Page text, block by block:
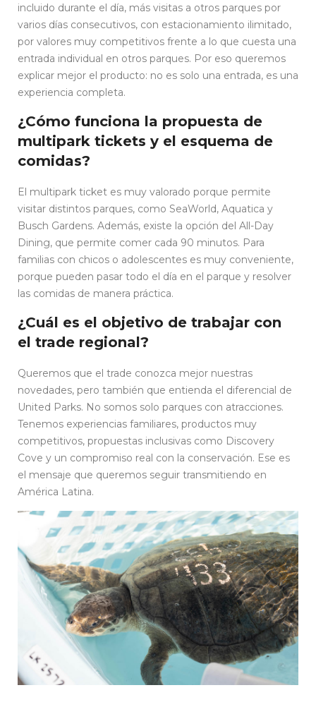
incluido durante el día, más visitas a otros parques por
varios días consecutivos, con estacionamiento ilimitado,
por valores muy competitivos frente a lo que cuesta una
entrada individual en otros parques. Por eso queremos
explicar mejor el producto: no es solo una entrada, es una
experiencia completa.
¿Cómo funciona la propuesta de
multipark tickets y el esquema de
comidas?
El multipark ticket es muy valorado porque permite
visitar distintos parques, como SeaWorld, Aquatica y
Busch Gardens. Además, existe la opción del All-Day
Dining, que permite comer cada 90 minutos. Para
familias con chicos o adolescentes es muy conveniente,
porque pueden pasar todo el día en el parque y resolver
las comidas de manera práctica.
¿Cuál es el objetivo de trabajar con
el trade regional?
Queremos que el trade conozca mejor nuestras
novedades, pero también que entienda el diferencial de
United Parks. No somos solo parques con atracciones.
Tenemos experiencias familiares, productos muy
competitivos, propuestas inclusivas como Discovery
Cove y un compromiso real con la conservación. Ese es
el mensaje que queremos seguir transmitiendo en
América Latina.